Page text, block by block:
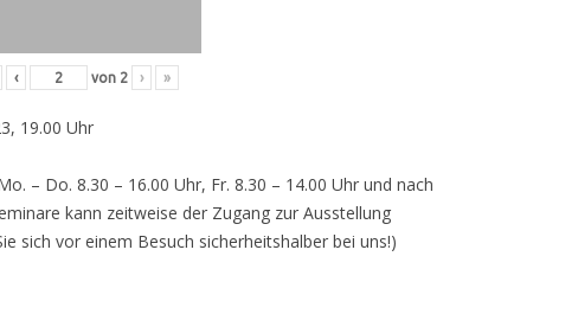
‹ von 2 › »
19.00 Uhr
– Do. 8.30 – 16.00 Uhr, Fr. 8.30 – 14.00 Uhr und nach
kann zeitweise der Zugang zur Ausstellung
sich vor einem Besuch sicherheitshalber bei uns!)